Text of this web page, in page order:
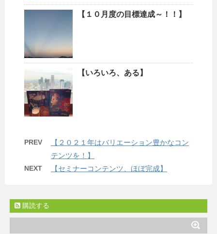
【１０月度の目標達成～！！】
【いろいろ、ある】
PREV
【２０２１年はバリエーション豊かなコン
テンツを！】
NEXT 【セミナーコンテンツ、ほぼ完成】
購読する